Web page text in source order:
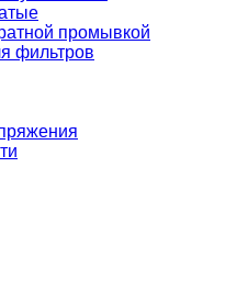
промывкой
фильтров